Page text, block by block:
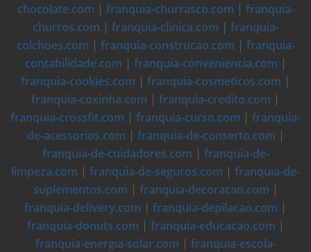
chocolate.com | franquia-churrasco.com | franquia-
churros.com | franquia-clinica.com | franquia-
colchoes.com | franquia-construcao.com | franquia-
contabilidade.com | franquia-conveniencia.com |
franquia-cookies.com | franquia-cosmeticos.com |
franquia-coxinha.com | franquia-credito.com |
franquia-crossfit.com | franquia-curso.com | franquia-
de-acessorios.com | franquia-de-conserto.com |
franquia-de-cuidadores.com | franquia-de-
limpeza.com | franquia-de-seguros.com | franquia-de-
suplementos.com | franquia-decoracao.com |
franquia-delivery.com | franquia-depilacao.com |
franquia-donuts.com | franquia-educacao.com |
franquia-energia-solar.com | franquia-escola-